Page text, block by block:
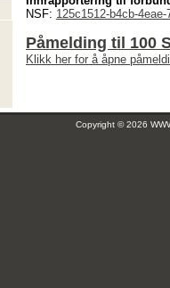
NSF: 125c1512-b4cb-
Påmelding til 100
Klikk her for å åpne
Copyright © 2026